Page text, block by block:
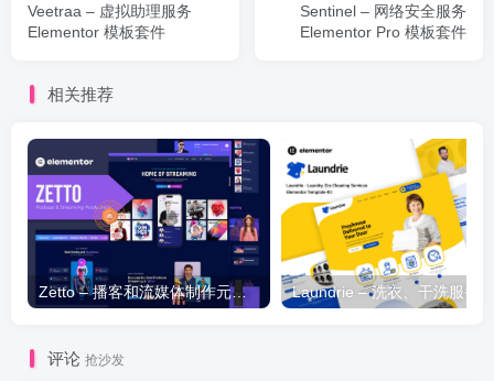
Veetraa – 虚拟助理服务
Elementor 模板套件
Sentinel – 网络安全服务
Elementor Pro 模板套件
相关推荐
Zetto – 播客和流媒体制作元素模板套件
评论 抢沙发